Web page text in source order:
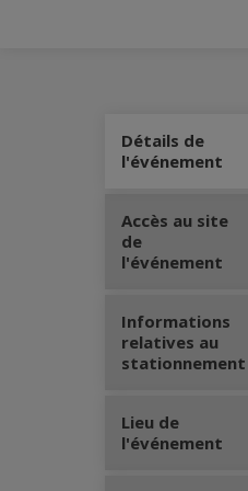
Détails de
l'événement
Accès au site
de
l'événement
Informations
relatives au
stationnement
Lieu de
l'événement